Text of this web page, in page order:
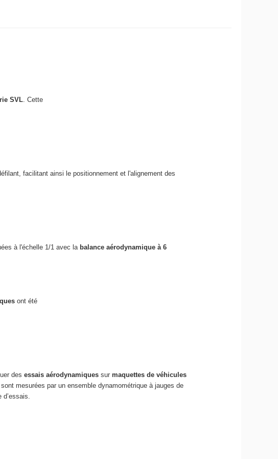
SVL . Cette
facilitant ainsi le positionnement et l'alignement des
à l'échelle 1/1 avec la balance aérodynamique à 6
ont été
desessais aérodynamiques surmaquettes de véhicules
mesurées par un ensemble dynamométrique à jauges de